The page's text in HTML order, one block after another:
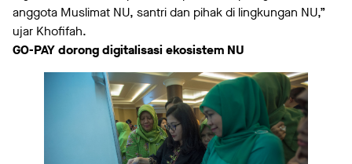
anggota Muslimat NU, santri dan pihak di lingkungan NU,”
ujar Khofifah.
GO-PAY dorong digitalisasi ekosistem NU